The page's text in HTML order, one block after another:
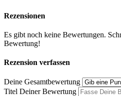
Rezensionen
Es gibt noch keine Bewertungen.
Bewertung!
Rezension verfassen
Deine Gesamtbewertung
Titel Deiner Bewertung